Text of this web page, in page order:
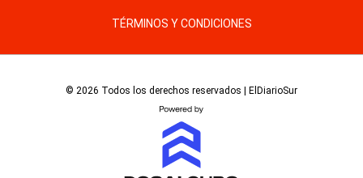
TÉRMINOS Y CONDICIONES
© 2026 Todos los derechos reservados | ElDiarioSur